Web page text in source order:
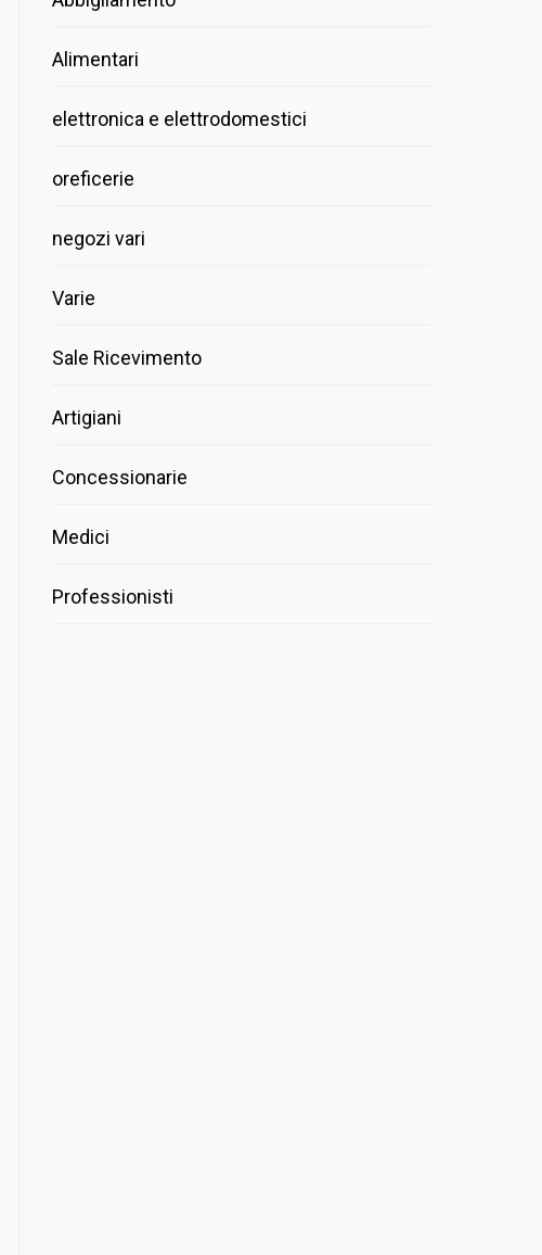
Alimentari
elettronica e elettrodomestici
oreficerie
negozi vari
Varie
Sale Ricevimento
Artigiani
Concessionarie
Medici
Professionisti